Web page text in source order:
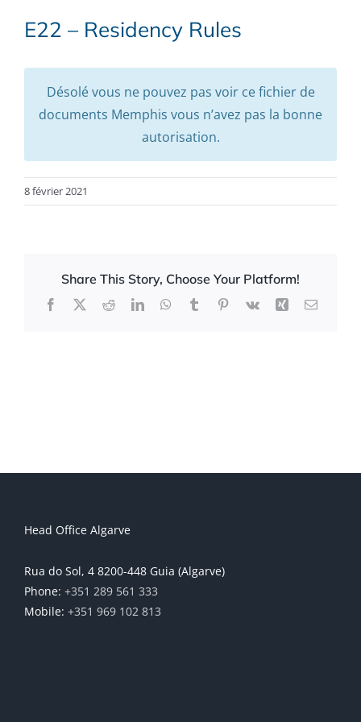
E22 – Residency Rules
Désolé vous ne pouvez pas voir ce fichier de
documents Memphis vous n’avez pas la bonne
autorisation.
8 février 2021
Share This Story, Choose Your Platform!
Facebook
X RedditLinkedInWhatsApp
TumblrPinterest
Vk Xing Email
Head Office Algarve
Rua do Sol, 4 8200-448 Guia (Algarve)
Phone: +351 289 561 333
Mobile: +351 969 102 813